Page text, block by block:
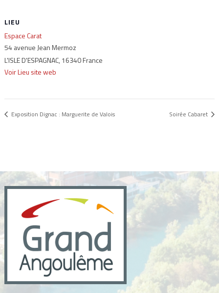
LIEU
Espace Carat
54 avenue Jean Mermoz
L'ISLE D'ESPAGNAC,16340France
Voir Lieu site web
Exposition Dignac : Marguerite de Valois Soirée Cabaret